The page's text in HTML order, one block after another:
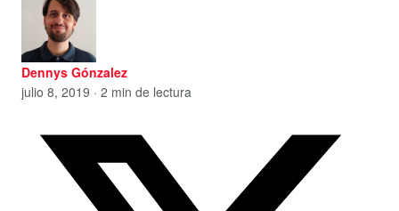
Dennys Gónzalez
julio 8, 2019 · 2 min de lectura